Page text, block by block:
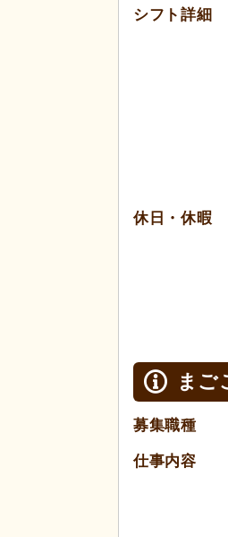
シフト詳細
休日・休暇
まご
募集職種
仕事内容